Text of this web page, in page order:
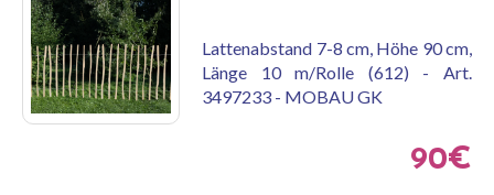
Lattenabstand 7-8 cm, Höhe 90 cm,
Länge 10 m/Rolle (612) - Art.
3497233 - MOBAU GK
90€